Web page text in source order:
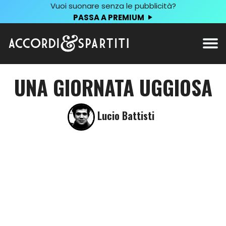
Vuoi suonare senza le pubblicità?
PASSA A PREMIUM
UNA GIORNATA UGGIOSA
Lucio Battisti